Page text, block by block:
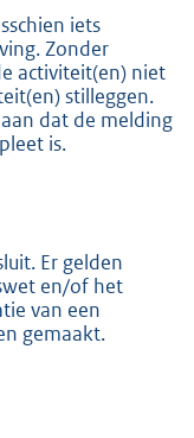
iets
Zonder
activiteit(en) niet
stilleggen.
dat de melding
is.
Er gelden
en/of het
van een
gemaakt.